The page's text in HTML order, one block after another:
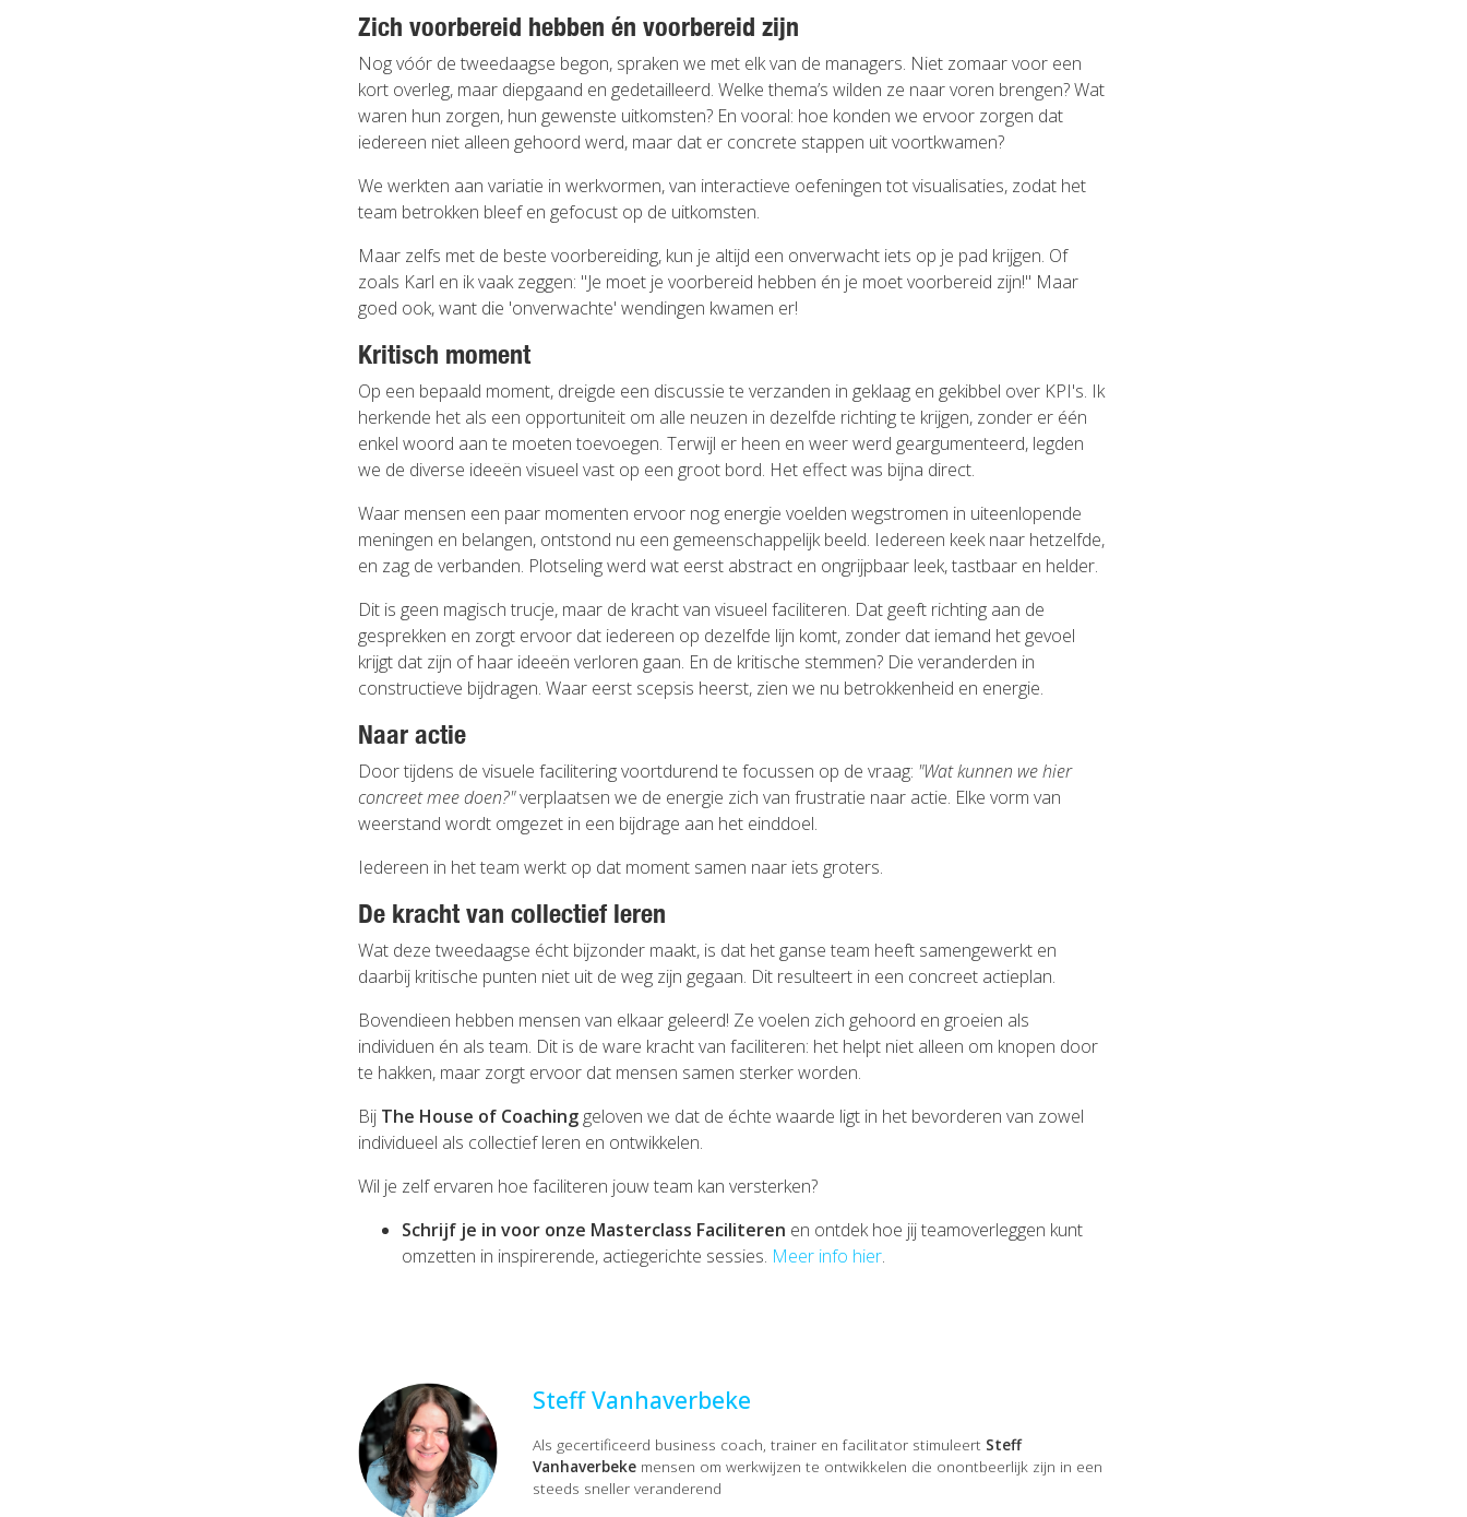
Zich voorbereid hebben én voorbereid zijn
Nog vóór de tweedaagse begon, spraken we met elk van de managers. Niet zomaar voor een
kort overleg, maar diepgaand en gedetailleerd. Welke thema’s wilden ze naar voren brengen? Wat
waren hun zorgen, hun gewenste uitkomsten? En vooral: hoe konden we ervoor zorgen dat
iedereen niet alleen gehoord werd, maar dat er concrete stappen uit voortkwamen?
We werkten aan variatie in werkvormen, van interactieve oefeningen tot visualisaties, zodat het
team betrokken bleef en gefocust op de uitkomsten.
Maar zelfs met de beste voorbereiding, kun je altijd een onverwacht iets op je pad krijgen. Of
zoals Karl en ik vaak zeggen: "Je moet je voorbereid hebben én je moet voorbereid zijn!" Maar
goed ook, want die 'onverwachte' wendingen kwamen er!
Kritisch moment
Op een bepaald moment, dreigde een discussie te verzanden in geklaag en gekibbel over KPI's. Ik
herkende het als een opportuniteit om alle neuzen in dezelfde richting te krijgen, zonder er één
enkel woord aan te moeten toevoegen. Terwijl er heen en weer werd geargumenteerd, legden
we de diverse ideeën visueel vast op een groot bord. Het effect was bijna direct.
Waar mensen een paar momenten ervoor nog energie voelden wegstromen in uiteenlopende
meningen en belangen, ontstond nu een gemeenschappelijk beeld. Iedereen keek naar hetzelfde,
en zag de verbanden. Plotseling werd wat eerst abstract en ongrijpbaar leek, tastbaar en helder.
Dit is geen magisch trucje, maar de kracht van visueel faciliteren. Dat geeft richting aan de
gesprekken en zorgt ervoor dat iedereen op dezelfde lijn komt, zonder dat iemand het gevoel
krijgt dat zijn of haar ideeën verloren gaan. En de kritische stemmen? Die veranderden in
constructieve bijdragen. Waar eerst scepsis heerst, zien we nu betrokkenheid en energie.
Naar actie
Door tijdens de visuele facilitering voortdurend te focussen op de vraag: "Wat kunnen we hier
concreet mee doen?"verplaatsen we de energie zich van frustratie naar actie. Elke vorm van
weerstand wordt omgezet in een bijdrage aan het einddoel.
Iedereen in het team werkt op dat moment samen naar iets groters.
De kracht van collectief leren
Wat deze tweedaagse écht bijzonder maakt, is dat het ganse team heeft samengewerkt en
daarbij kritische punten niet uit de weg zijn gegaan. Dit resulteert in een concreet actieplan.
Bovendieen hebben mensen van elkaar geleerd! Ze voelen zich gehoord en groeien als
individuen én als team. Dit is de ware kracht van faciliteren: het helpt niet alleen om knopen door
te hakken, maar zorgt ervoor dat mensen samen sterker worden.
Bij The House of Coaching geloven we dat de échte waarde ligt in het bevorderen van zowel
individueel als collectief leren en ontwikkelen.
Wil je zelf ervaren hoe faciliteren jouw team kan versterken?
Schrijf je in voor onze Masterclass Faciliteren en ontdek hoe jij teamoverleggen kunt
omzetten in inspirerende, actiegerichte sessies. Meer info hier.
Steff Vanhaverbeke
Als gecertificeerd business coach, trainer en facilitator stimuleert Steff
Vanhaverbeke mensen om werkwijzen te ontwikkelen die onontbeerlijk zijn in een
steeds sneller veranderend